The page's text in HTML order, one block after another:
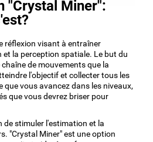
"Crystal Miner":
réflexion visant à entraîner
la perception spatiale. Le but du
de mouvements que la
l'objectif et collecter tous les
que vous avancez dans les niveaux,
que vous devrez briser pour
de stimuler l'estimation et la
"Crystal Miner" est une option